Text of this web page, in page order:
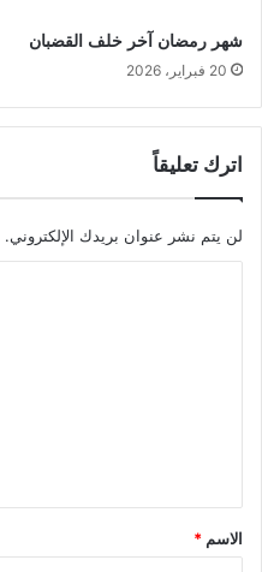
شهر رمضان آخر خلف القضبان
20 فبراير، 2026
اترك تعليقاً
لن يتم نشر عنوان بريدك الإلكتروني.
*
الاسم *